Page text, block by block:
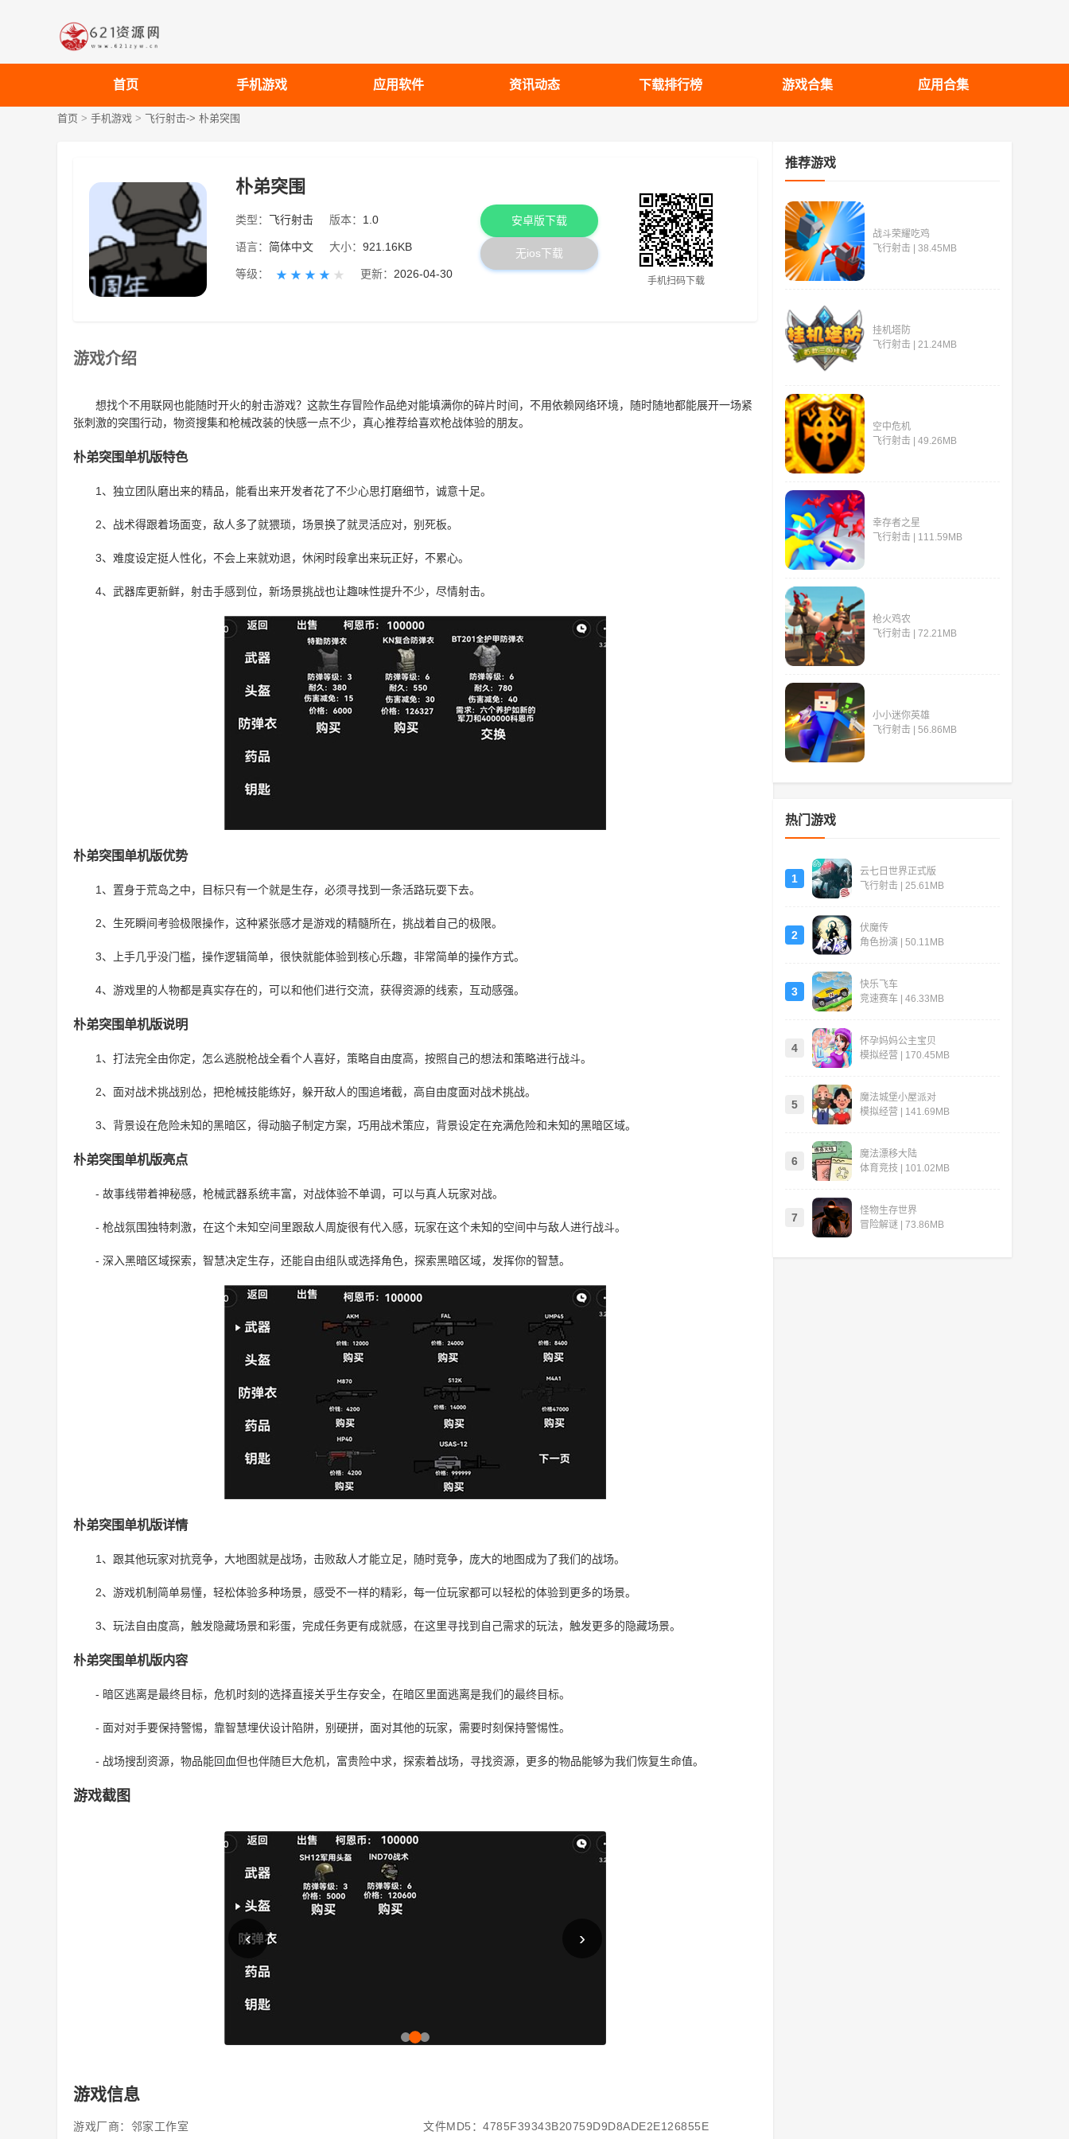
首页 手机游戏 应用软件 资讯动态 下载排行榜 游戏合集 应用合集
首页 > 手机游戏 > 飞行射击-> 朴弟突围
朴弟突围
类型： 飞行射击 版本： 1.0
语言： 简体中文 大小： 921.16KB
等级： ★ ★ ★ ★ ★ 更新： 2026-04-30
安卓版下载
无ios下载
手机扫码下载
游戏介绍
想找个不用联网也能随时开火的射击游戏？这款生存冒险作品绝对能填满你的碎片时间，不用依赖网络环境，随时随地都能展开一场紧
张刺激的突围行动，物资搜集和枪械改装的快感一点不少，真心推荐给喜欢枪战体验的朋友。
朴弟突围单机版特色
1、独立团队磨出来的精品，能看出来开发者花了不少心思打磨细节，诚意十足。
2、战术得跟着场面变，敌人多了就猥琐，场景换了就灵活应对，别死板。
3、难度设定挺人性化，不会上来就劝退，休闲时段拿出来玩正好，不累心。
4、武器库更新鲜，射击手感到位，新场景挑战也让趣味性提升不少，尽情射击。
朴弟突围单机版优势
1、置身于荒岛之中，目标只有一个就是生存，必须寻找到一条活路玩耍下去。
2、生死瞬间考验极限操作，这种紧张感才是游戏的精髓所在，挑战着自己的极限。
3、上手几乎没门槛，操作逻辑简单，很快就能体验到核心乐趣，非常简单的操作方式。
4、游戏里的人物都是真实存在的，可以和他们进行交流，获得资源的线索，互动感强。
朴弟突围单机版说明
1、打法完全由你定，怎么逃脱枪战全看个人喜好，策略自由度高，按照自己的想法和策略进行战斗。
2、面对战术挑战别怂，把枪械技能练好，躲开敌人的围追堵截，高自由度面对战术挑战。
3、背景设在危险未知的黑暗区，得动脑子制定方案，巧用战术策应，背景设定在充满危险和未知的黑暗区域。
朴弟突围单机版亮点
- 故事线带着神秘感，枪械武器系统丰富，对战体验不单调，可以与真人玩家对战。
- 枪战氛围独特刺激，在这个未知空间里跟敌人周旋很有代入感，玩家在这个未知的空间中与敌人进行战斗。
- 深入黑暗区域探索，智慧决定生存，还能自由组队或选择角色，探索黑暗区域，发挥你的智慧。
朴弟突围单机版详情
1、跟其他玩家对抗竞争，大地图就是战场，击败敌人才能立足，随时竞争，庞大的地图成为了我们的战场。
2、游戏机制简单易懂，轻松体验多种场景，感受不一样的精彩，每一位玩家都可以轻松的体验到更多的场景。
3、玩法自由度高，触发隐藏场景和彩蛋，完成任务更有成就感，在这里寻找到自己需求的玩法，触发更多的隐藏场景。
朴弟突围单机版内容
- 暗区逃离是最终目标，危机时刻的选择直接关乎生存安全，在暗区里面逃离是我们的最终目标。
- 面对对手要保持警惕，靠智慧埋伏设计陷阱，别硬拼，面对其他的玩家，需要时刻保持警惕性。
- 战场搜刮资源，物品能回血但也伴随巨大危机，富贵险中求，探索着战场，寻找资源，更多的物品能够为我们恢复生命值。
游戏截图
‹ ›
游戏信息
游戏厂商：邻家工作室 文件MD5：4785F39343B20759D9D8ADE2E126855E
推荐游戏
战斗荣耀吃鸡
飞行射击 | 38.45MB
挂机塔防
飞行射击 | 21.24MB
空中危机
飞行射击 | 49.26MB
幸存者之星
飞行射击 | 111.59MB
枪火鸡农
飞行射击 | 72.21MB
小小迷你英雄
飞行射击 | 56.86MB
热门游戏
1
云七日世界正式版
飞行射击 | 25.61MB
2
伏魔传
角色扮演 | 50.11MB
3
快乐飞车
竞速赛车 | 46.33MB
4
怀孕妈妈公主宝贝
模拟经营 | 170.45MB
5
魔法城堡小屋派对
模拟经营 | 141.69MB
6
魔法漂移大陆
体育竞技 | 101.02MB
7
怪物生存世界
冒险解谜 | 73.86MB